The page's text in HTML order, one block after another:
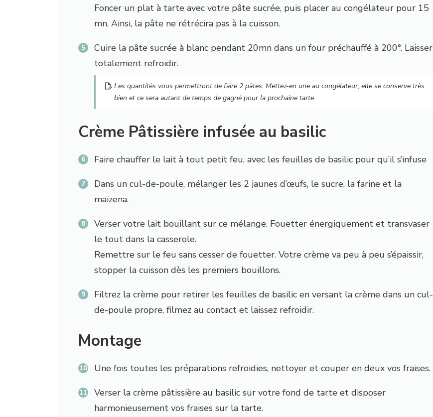
Foncer un plat à tarte avec votre pâte sucrée, puis placer au congélateur pour 15
mn. Ainsi, la pâte ne rétrécira pas à la cuisson.
Cuire la pâte sucrée à blanc pendant 20mn dans un four préchauffé à 200°. Laisser
totalement refroidir.
Les quantités vous permettront de faire 2 pâtes. Mettez-en une au congélateur, elle se conserve très
bien et ce sera autant de temps de gagné pour la prochaine tarte.
Crème Pâtissière infusée au basilic
Faire chauffer le lait à tout petit feu, avec les feuilles de basilic pour qu’il s’infuse
Dans un cul-de-poule, mélangerles 2 jaunes d’œufs, le sucre, la farine et la
maïzena.
Verservotre lait bouillant sur ce mélange. Fouetterénergiquement et transvaser
le tout dans la casserole.
Remettresur le feu sans cesser de fouetter. Votre crème va peu à peu s’épaissir,
stopperla cuisson dès les premiers bouillons.
Filtrez la crème pour retirer les feuilles de basilic en versant la crème dans un cul-
de-poule propre, filmez au contact et laissez refroidir.
Montage
Une fois toutes les préparations refroidies, nettoyer et couper en deux vos fraises.
Verserla crème pâtissière au basilic sur votre fond de tarte et disposer
harmonieusement vos fraises sur la tarte.